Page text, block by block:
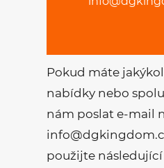
Pokud máte
nabídky nebo
nám poslat e-mail
použijte